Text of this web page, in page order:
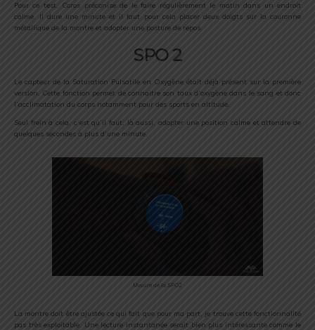
Pour ce test, Coros préconise de le faire régulièrement le matin dans un endroit
calme. Il dure une minute et il faut pour cela placer deux doigts sur la couronne
métallique de la montre et adopter une posture de repos.
SPO 2
Le capteur de la Saturation Pulsatile en Oxygène était déjà présent sur la première
version. Cette fonction permet de connaitre son taux d’oxygène dans le sang et donc
l’acclimatation du corps notamment pour des sports en altitude.
Seul frein à cela, c’est qu’il faut, là aussi, adopter une position calme et attendre de
quelques secondes à plus d’une minute.
Mesure de la SPO2
La montre doit être ajustée ce qui fait que pour ma part, je trouve cette fonctionnalité
pas très exploitable. Une lecture instantanée serait bien plus intéressante comme le